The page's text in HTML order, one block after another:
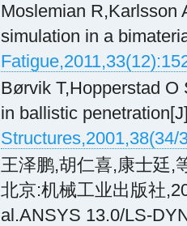
Moslemian R,Karlsson
simulation in a
Børvik T,Hopperstad
in ballistic
Structures,2001,38(34/
王泽鹏,胡仁喜,康士廷,
北京:机械工业出版社
al.ANSYS 13.0/LS-